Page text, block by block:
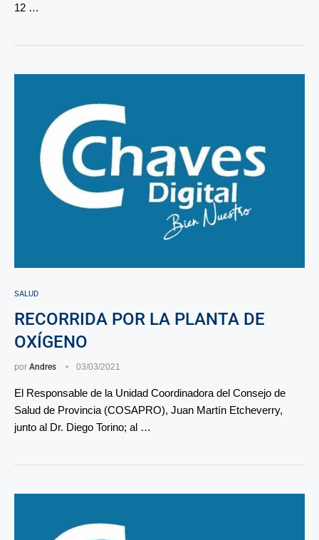
12 …
SALUD
RECORRIDA POR LA PLANTA DE
OXÍGENO
por Andres 03/03/2021
El Responsable de la Unidad Coordinadora del Consejo de
Salud de Provincia (COSAPRO), Juan Martín Etcheverry,
junto al Dr. Diego Torino; al …